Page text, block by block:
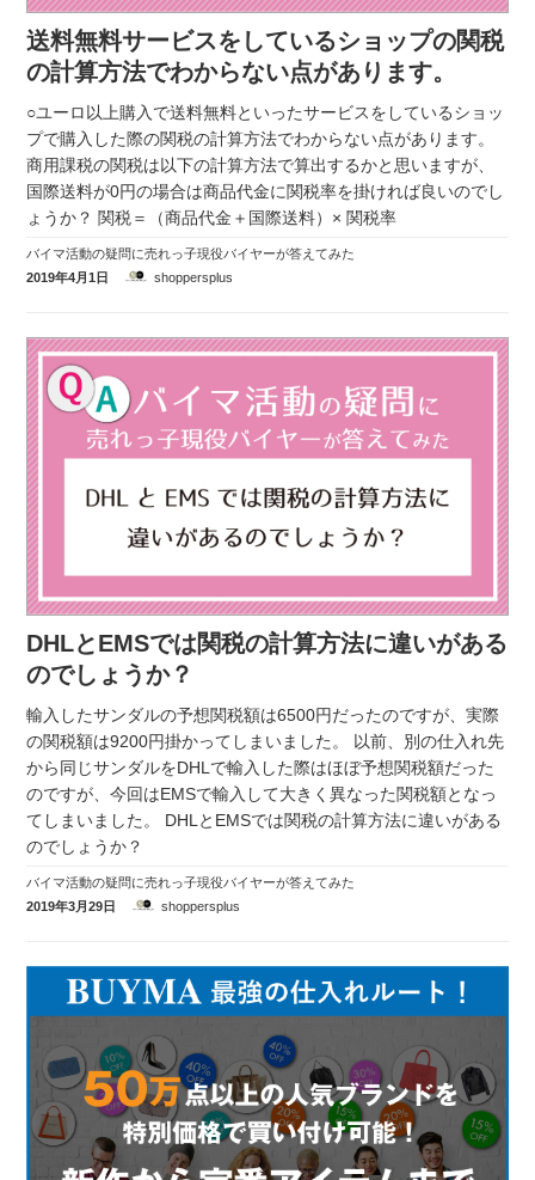
送料無料サービスをしているショップの関税
の計算方法でわからない点があります。
○ユーロ以上購入で送料無料といったサービスをしているショッ
プで購入した際の関税の計算方法でわからない点があります。
商用課税の関税は以下の計算方法で算出するかと思いますが、
国際送料が0円の場合は商品代金に関税率を掛ければ良いのでし
ょうか？ 関税＝（商品代金＋国際送料）× 関税率
バイマ活動の疑問に売れっ子現役バイヤーが答えてみた
2019年4月1日
shoppersplus
DHLとEMSでは関税の計算方法に違いがある
のでしょうか？
輸入したサンダルの予想関税額は6500円だったのですが、実際
の関税額は9200円掛かってしまいました。 以前、別の仕入れ先
から同じサンダルをDHLで輸入した際はほぼ予想関税額だった
のですが、今回はEMSで輸入して大きく異なった関税額となっ
てしまいました。 DHLとEMSでは関税の計算方法に違いがある
のでしょうか？
バイマ活動の疑問に売れっ子現役バイヤーが答えてみた
2019年3月29日
shoppersplus